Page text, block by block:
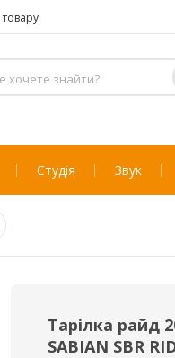
Студія Звук
Тарілка райд
SABIAN SBR